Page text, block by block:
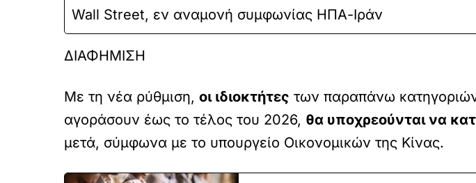
Wall Street, εν αναμονή συμφωνίας ΗΠΑ-Ιράν
ΔΙΑΦΗΜΙΣΗ
Με τη νέα ρύθμιση, οι ιδιοκτήτες των παραπάνω κατηγοριών
αγοράσουν έως το τέλος του 2026, θα υποχρεούνται να
μετά, σύμφωνα με το υπουργείο Οικονομικών της Κίνας.